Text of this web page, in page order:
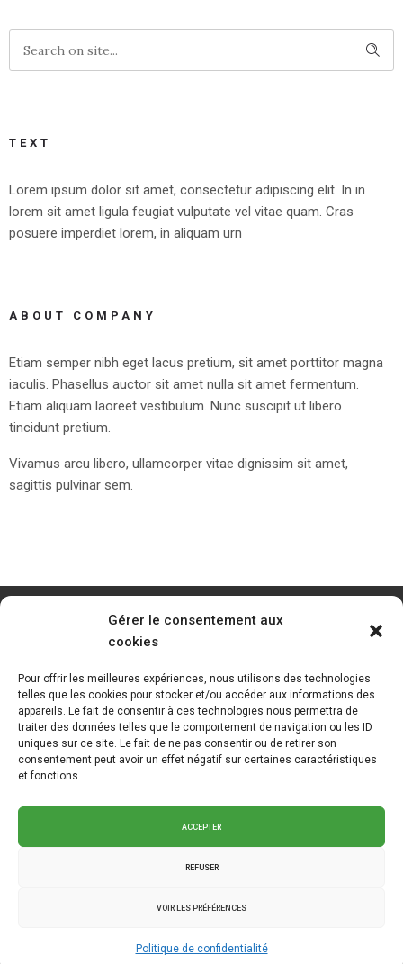
Gérer le consentement aux
cookies
Pour offrir les meilleures expériences, nous utilisons des technologies
telles que les cookies pour stocker et/ou accéder aux informations des
appareils. Le fait de consentir à ces technologies nous permettra de
traiter des données telles que le comportement de navigation ou les ID
uniques sur ce site. Le fait de ne pas consentir ou de retirer son
consentement peut avoir un effet négatif sur certaines caractéristiques
et fonctions.
ACCEPTER
REFUSER
VOIR LES PRÉFÉRENCES
Politique de confidentialité
TEXT
Lorem ipsum dolor sit amet, consectetur adipiscing elit. In in
lorem sit amet ligula feugiat vulputate vel vitae quam. Cras
posuere imperdiet lorem, in aliquam urn
ABOUT COMPANY
Etiam semper nibh eget lacus pretium, sit amet porttitor magna
iaculis. Phasellus auctor sit amet nulla sit amet fermentum.
Etiam aliquam laoreet vestibulum. Nunc suscipit ut libero
tincidunt pretium.
Vivamus arcu libero, ullamcorper vitae dignissim sit amet,
sagittis pulvinar sem.